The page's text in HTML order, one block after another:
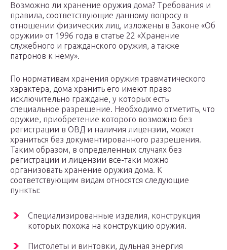
Возможно ли хранение оружия дома? Требования и
правила, соответствующие данному вопросу в
отношении физических лиц, изложены в Законе «Об
оружии» от 1996 года в статье 22 «Хранение
служебного и гражданского оружия, а также
патронов к нему».
По нормативам хранения оружия травматического
характера, дома хранить его имеют право
исключительно граждане, у которых есть
специальное разрешение. Необходимо отметить, что
оружие, приобретение которого возможно без
регистрации в ОВД и наличия лицензии, может
храниться без документированного разрешения.
Таким образом, в определенных случаях без
регистрации и лицензии все-таки можно
организовать хранение оружия дома. К
соответствующим видам относятся следующие
пункты:
Специализированные изделия, конструкция
которых похожа на конструкцию оружия.
Пистолеты и винтовки, дульная энергия